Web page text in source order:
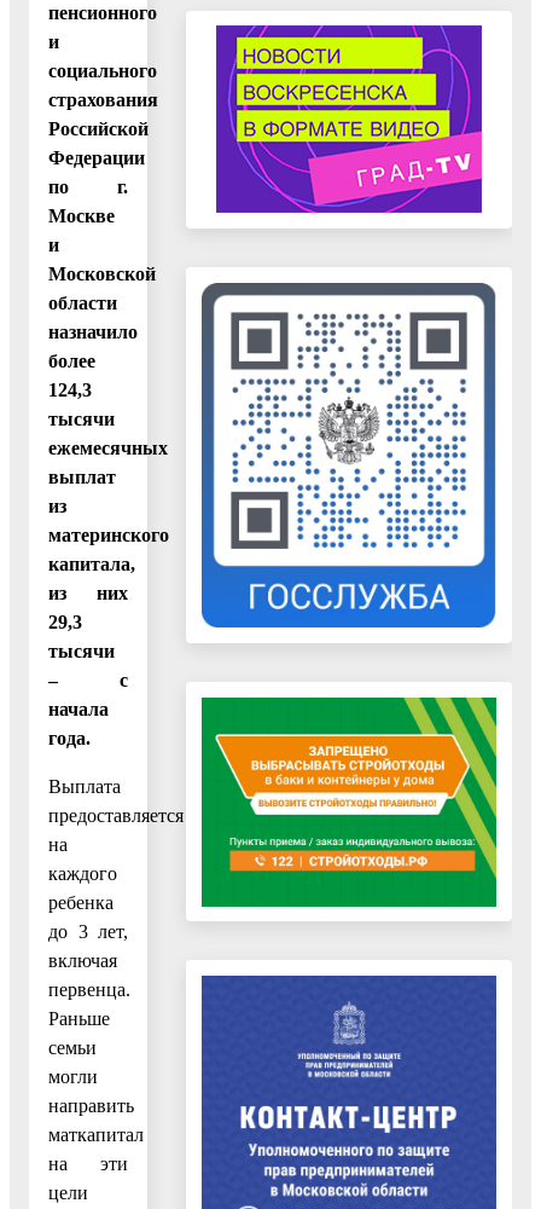
пенсионного
и
социального
страхования
Российской
Федерации
по г.
Москве
и
Московской
области
назначило
более
124,3
тысячи
ежемесячных
выплат
из
материнского
капитала,
из них
29,3
тысячи
– с
начала
года.
Выплата
предоставляется
на
каждого
ребенка
до 3 лет,
включая
первенца.
Раньше
семьи
могли
направить
маткапитал
на эти
цели